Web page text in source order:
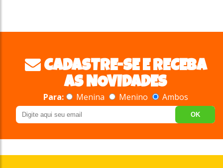
CADASTRE-SE E RECEBA
AS NOVIDADES
Para: Menina Menino Ambos
OK